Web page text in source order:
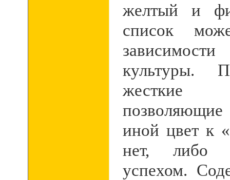
желтый и
список
культуры.
позволяющие
иной цвет к
нет, либо
успехом.